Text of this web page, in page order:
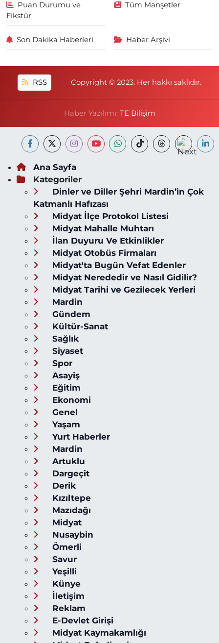
Puan Durumu ve
Fikstür
Tüm Manşetler
Son Dakika Haberleri Haber Arşivi
RSS Copyright © 2023. Her hakkı saklıdır.
Haber Yazılımı: TE Bilişim
Ana Sayfa
Kategoriler
Dinler ve Diller Şehri Mardin’in Çok
Katmanlı Hafızası
Midyat İlçe Protokol Listesi
Midyat Mahalle Muhtarı
İlan Duyuru Ve Etkinlikler
Midyat Otobüs Firmaları
Midyat'ta Bugün Vefat Edenler
Midyat Nerededir ve Nasıl Gidilir?
Midyat Tarihi ve Gezilecek Yerleri
Mardin
Gündem
Kültür-Sanat
Sağlık
Siyaset
Spor
Asayiş
Eğitim
Ekonomi
Genel
Yaşam
Yurt Haberler
Mardin
Artuklu
Dargeçit
Derik
Kızıltepe
Mazıdağı
Midyat
Nusaybin
Ömerli
Savur
Yeşilli
Künye
İletişim
Reklam
E-Devlet Girişi
Midyat Kaymakamlığı